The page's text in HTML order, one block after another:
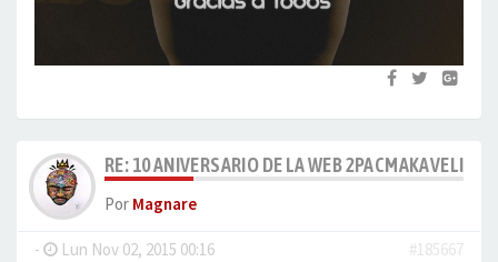
RE: 10 ANIVERSARIO DE LA WEB 2PACMAKAVELI.ES
Por Magnare
- Lun Nov 02, 2015 00:16
#185667